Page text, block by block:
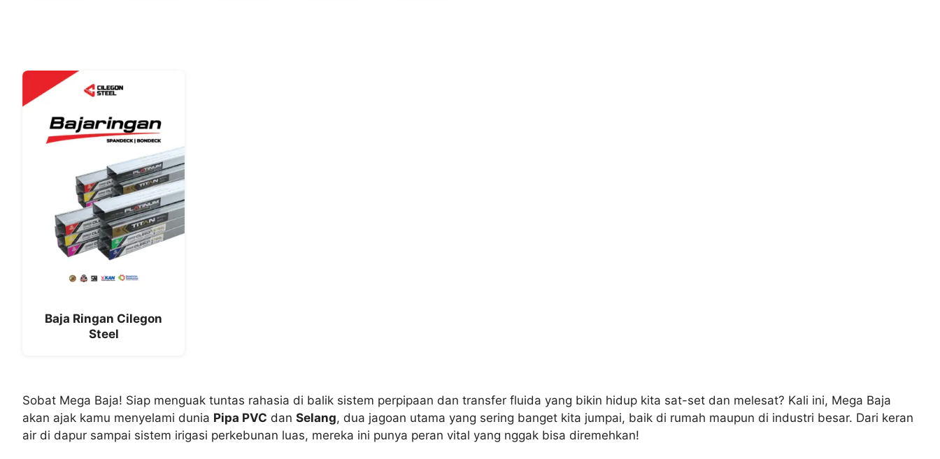
Baja Ringan Cilegon
Steel
Sobat Mega Baja! Siap menguak tuntas rahasia di balik sistem perpipaan dan transfer fluida yang bikin hidup kita sat-set dan melesat? Kali ini, Mega Baja
akan ajak kamu menyelami dunia Pipa PVC dan Selang, dua jagoan utama yang sering banget kita jumpai, baik di rumah maupun di industri besar. Dari keran
air di dapur sampai sistem irigasi perkebunan luas, mereka ini punya peran vital yang nggak bisa diremehkan!